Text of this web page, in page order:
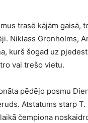
trasē kājām gaisā,
Niklass Gronholms,
kurš šogad uz
vai trešo vietu.
pēdējo posmu
Atstatums starp
čempiona